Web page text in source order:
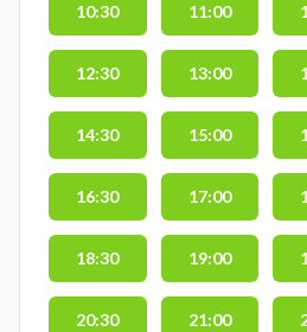
10:30 11:00
12:30 13:00
14:30 15:00
16:30 17:00
18:30 19:00
20:30 21:00